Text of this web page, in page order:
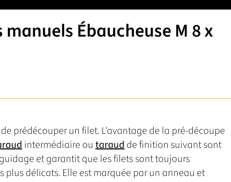
manuels Ébaucheuse M 8 x
prédécouper un filet. L'avantage de la pré-découpe
intermédiaire ou taraudde finition suivant sont
et garantit que les filets sont toujours
délicats. Elle est marquée par un anneau et